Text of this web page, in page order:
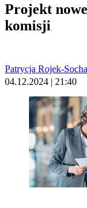
Projekt
komisji
Patrycja Rojek-Socha
04.12.2024 | 21:40